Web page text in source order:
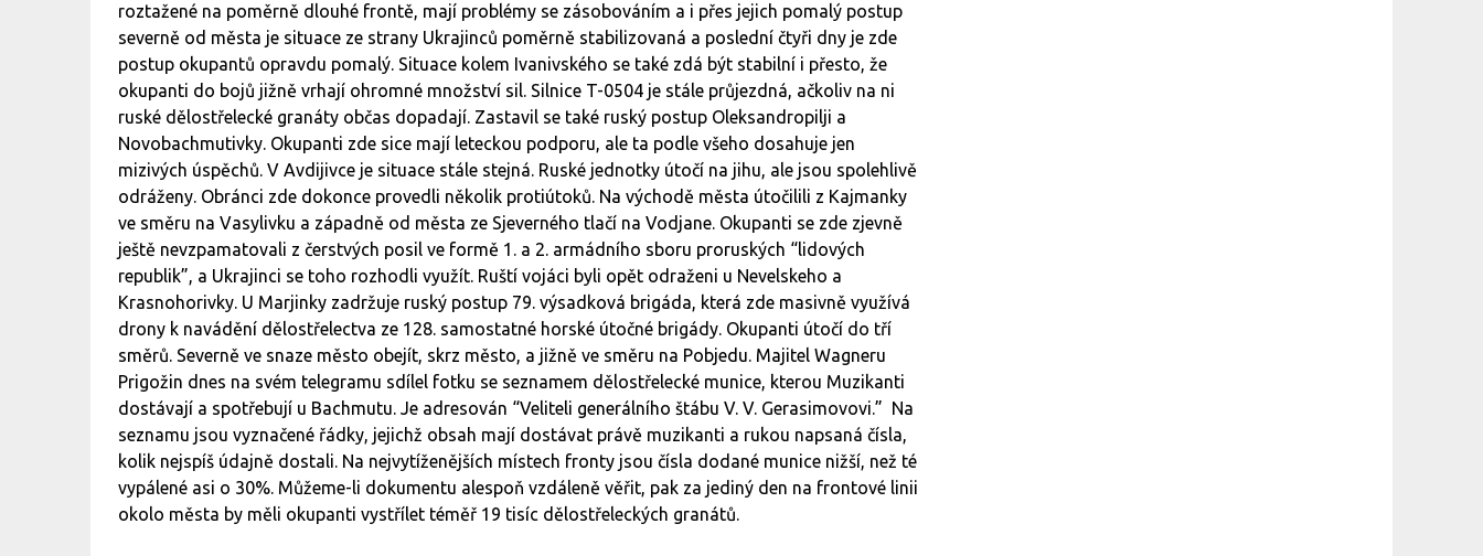
roztažené na poměrně dlouhé frontě, mají problémy se zásobováním a i přes jejich pomalý postup
severně od města je situace ze strany Ukrajinců poměrně stabilizovaná a poslední čtyři dny je zde
postup okupantů opravdu pomalý. Situace kolem Ivanivského se také zdá být stabilní i přesto, že
okupanti do bojů jižně vrhají ohromné množství sil. Silnice T-0504 je stále průjezdná, ačkoliv na ni
ruské dělostřelecké granáty občas dopadají. Zastavil se také ruský postup Oleksandropilji a
Novobachmutivky. Okupanti zde sice mají leteckou podporu, ale ta podle všeho dosahuje jen
mizivých úspěchů. V Avdijivce je situace stále stejná. Ruské jednotky útočí na jihu, ale jsou spolehlivě
odráženy. Obránci zde dokonce provedli několik protiútoků. Na východě města útočilili z Kajmanky
ve směru na Vasylivku a západně od města ze Sjeverného tlačí na Vodjane. Okupanti se zde zjevně
ještě nevzpamatovali z čerstvých posil ve formě 1. a 2. armádního sboru proruských “lidových
republik”, a Ukrajinci se toho rozhodli využít. Ruští vojáci byli opět odraženi u Nevelskeho a
Krasnohorivky. U Marjinky zadržuje ruský postup 79. výsadková brigáda, která zde masivně využívá
drony k navádění dělostřelectva ze 128. samostatné horské útočné brigády. Okupanti útočí do tří
směrů. Severně ve snaze město obejít, skrz město, a jižně ve směru na Pobjedu. Majitel Wagneru
Prigožin dnes na svém telegramu sdílel fotku se seznamem dělostřelecké munice, kterou Muzikanti
dostávají a spotřebují u Bachmutu. Je adresován “Veliteli generálního štábu V. V. Gerasimovovi.” Na
seznamu jsou vyznačené řádky, jejichž obsah mají dostávat právě muzikanti a rukou napsaná čísla,
kolik nejspíš údajně dostali. Na nejvytíženějších místech fronty jsou čísla dodané munice nižší, než té
vypálené asi o 30%. Můžeme-li dokumentu alespoň vzdáleně věřit, pak za jediný den na frontové linii
okolo města by měli okupanti vystřílet téměř 19 tisíc dělostřeleckých granátů.